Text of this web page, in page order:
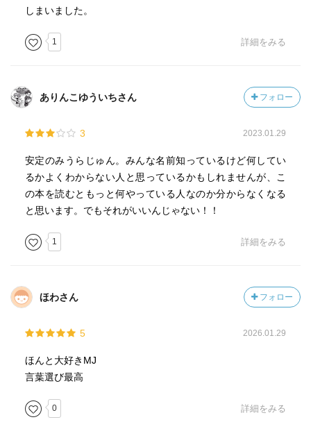
しまいました。
1 詳細をみる
ありんこゆういちさん フォロー
3 2023.01.29
安定のみうらじゅん。みんな名前知っているけど何してい
るかよくわからない人と思っているかもしれませんが、こ
の本を読むともっと何やっている人なのか分からなくなる
と思います。でもそれがいいんじゃない！！
1 詳細をみる
ほわさん フォロー
5 2026.01.29
ほんと大好きMJ
言葉選び最高
0 詳細をみる